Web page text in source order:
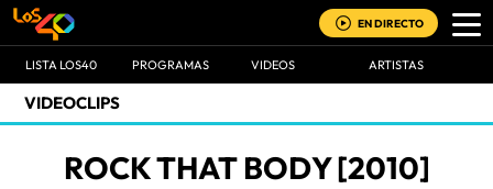
EN DIRECTO
LISTA LOS40 PROGRAMAS VIDEOS ARTISTAS
VIDEOCLIPS
ROCK THAT BODY [2010]